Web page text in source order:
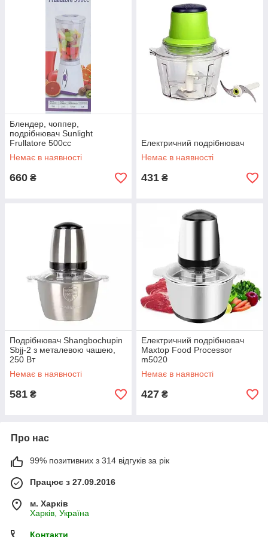
Блендер, чоппер,
подрібнювач Sunlight
Frullatore 500cc
Немає в наявності
660 ₴
Електричний подрібнювач
Немає в наявності
431 ₴
Подрібнювач Shangbochupin
Sbjj-2 з металевою чашею,
250 Вт
Немає в наявності
581 ₴
Електричний подрібнювач
Maxtop Food Processor
m5020
Немає в наявності
427 ₴
Про нас
99% позитивних з 314 відгуків за рік
Працює з 27.09.2016
м. Харків
Харків, Україна
Контакти